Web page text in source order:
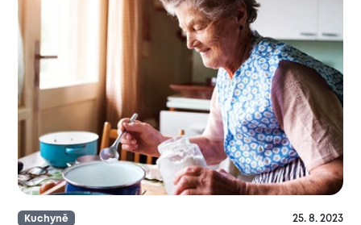
Kuchyně 25. 8. 2023